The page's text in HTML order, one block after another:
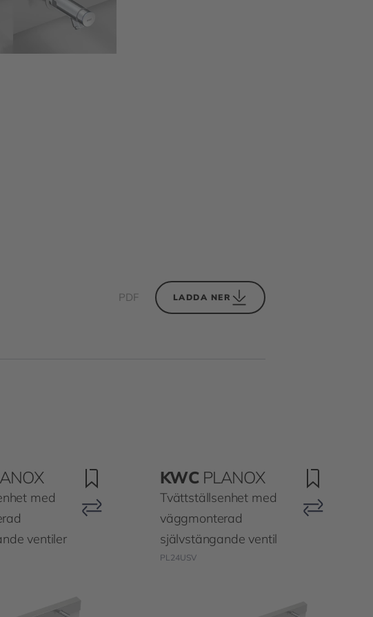
PDF LADDA NER
med
ventiler
KWC PLANOX
Tvättställsenhet med
väggmonterad
självstängande ventil
PL24USV